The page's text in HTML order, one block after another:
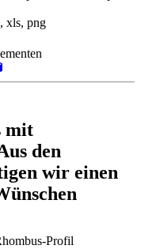
xls, png
mit
den
wir einen